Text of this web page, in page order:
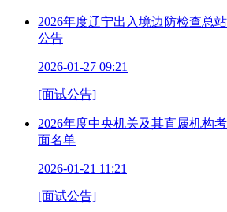
2026年度辽宁出入境边防检查总
公告
2026-01-27 09:21
[面试公告]
2026年度中央机关及其直属机构
面名单
2026-01-21 11:21
[面试公告]